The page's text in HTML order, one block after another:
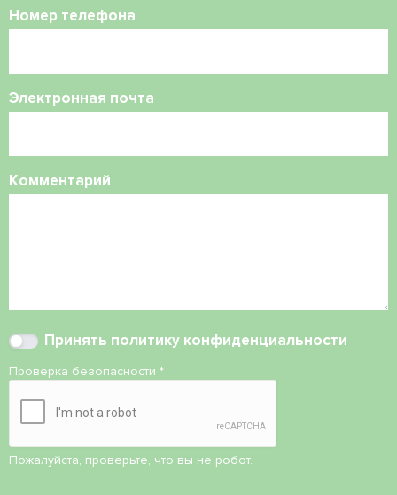
Номер телефона
Электронная почта
Комментарий
Принять политику конфиденциальности
Проверка безопасности *
Пожалуйста, проверьте, что вы не робот.